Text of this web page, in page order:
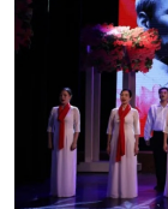
Podcast